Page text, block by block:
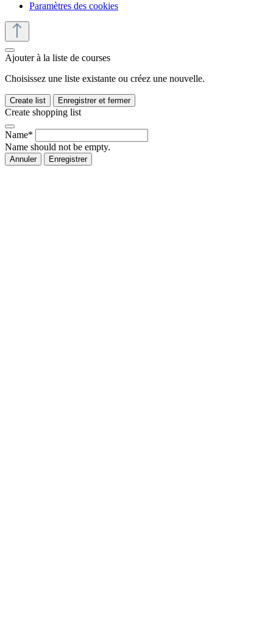
Paramètres des cookies
Ajouter à la liste de courses
Choisissez une liste existante ou créez une nouvelle.
Create list Enregistrer et fermer
Create shopping list
Name*
Name should not be empty.
Annuler Enregistrer